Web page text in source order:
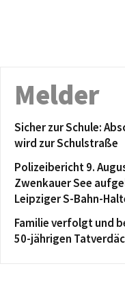
Melder
Sicher zur Schule:
wird zur Schulstraße
Polizeibericht 9.
Zwenkauer See
Leipziger S-Bahn-
Familie verfolgt und
50-jährigen